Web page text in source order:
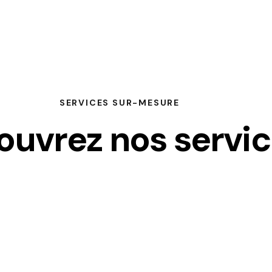
SERVICES SUR-MESURE
nos